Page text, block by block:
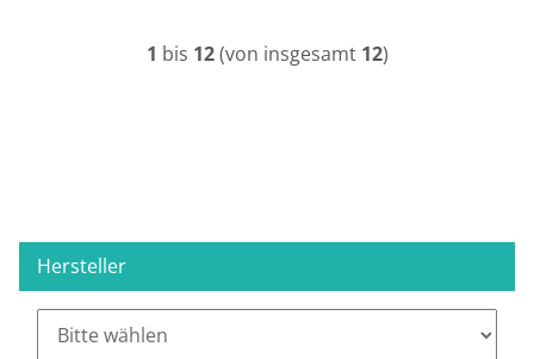
1 bis 12(von insgesamt 12)
Hersteller